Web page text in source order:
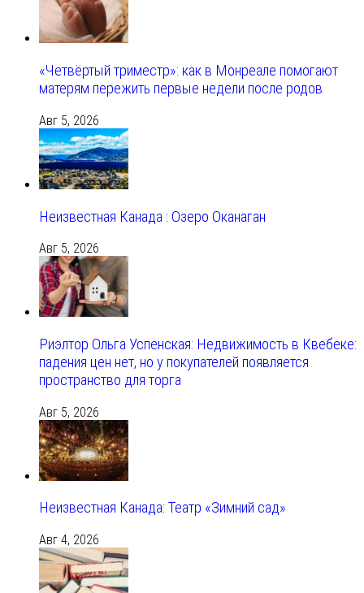
«Четвёртый триместр»: как в Монреале помогают
матерям пережить первые недели после родов
Авг 5, 2026
Неизвестная Канада : Озеро Оканаган
Авг 5, 2026
Риэлтор Ольга Успенская: Недвижимость в Квебеке:
падения цен нет, но у покупателей появляется
пространство для торга
Авг 5, 2026
Неизвестная Канада: Театр «Зимний сад»
Авг 4, 2026